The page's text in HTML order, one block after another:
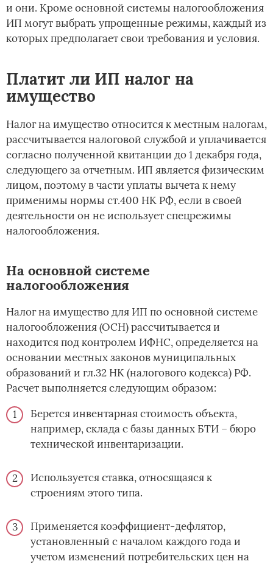
и они. Кроме основной системы налогообложения
ИП могут выбрать упрощенные режимы, каждый из
которых предполагает свои требования и условия.
Платит ли ИП налог на
имущество
Налог на имущество относится к местным налогам,
рассчитывается налоговой службой и уплачивается
согласно полученной квитанции до 1 декабря года,
следующего за отчетным. ИП является физическим
лицом, поэтому в части уплаты вычета к нему
применимы нормы ст.400 НК РФ, если в своей
деятельности он не использует спецрежимы
налогообложения.
На основной системе
налогообложения
Налог на имущество для ИП по основной системе
налогообложения (ОСН) рассчитывается и
находится под контролем ИФНС, определяется на
основании местных законов муниципальных
образований и гл.32 НК (налогового кодекса) РФ.
Расчет выполняется следующим образом:
Берется инвентарная стоимость объекта,
например, склада с базы данных БТИ – бюро
технической инвентаризации.
Используется ставка, относящаяся к
строениям этого типа.
Применяется коэффициент-дефлятор,
установленный с началом каждого года и
учетом изменений потребительских цен на